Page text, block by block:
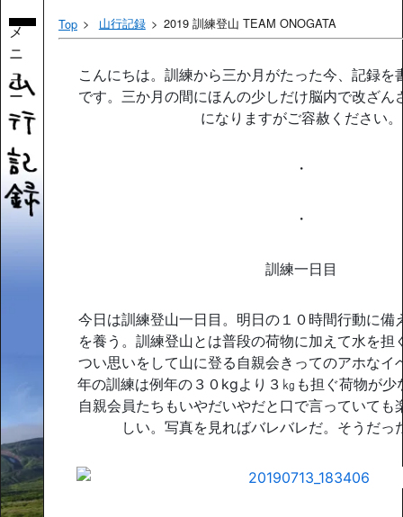
メ
ニ
ュ
ー
Top 山行記録 2019 訓練登山 TEAM ONOGATA
こんにちは。訓練から三か月がたった今、記録を
です。三か月の間にほんの少しだけ脳内で改ざん
になりますがご容赦ください。
・
・
訓練一日目
今日は訓練登山一日目。明日の１０時間行動に備
を養う。訓練登山とは普段の荷物に加えて水を担
つい思いをして山に登る自親会きってのアホなイ
年の訓練は例年の３０kgより３㎏も担ぐ荷物が少
自親会員たちもいやだいやだと口で言っていても
しい。写真を見ればバレバレだ。そうだっ